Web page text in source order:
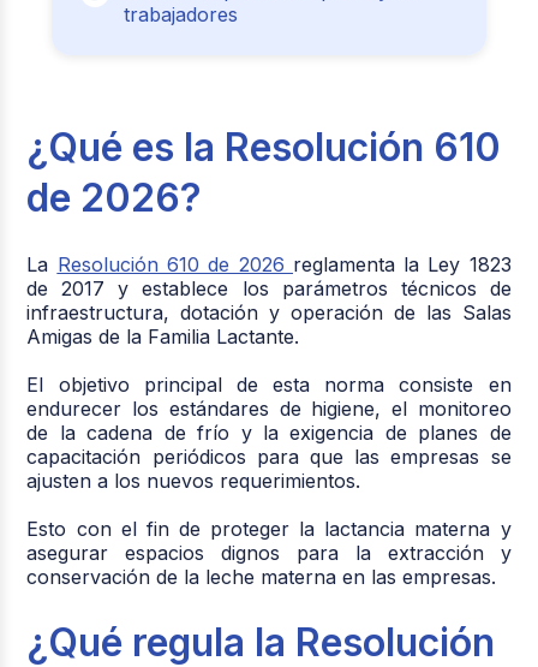
trabajadores
¿Qué es la Resolución 610
de 2026?
La Resolución 610 de 2026 reglamenta la Ley 1823
de 2017 y establece los parámetros técnicos de
infraestructura, dotación y operación de las Salas
Amigas de la Familia Lactante.
El objetivo principal de esta norma consiste en
endurecer los estándares de higiene, el monitoreo
de la cadena de frío y la exigencia de planes de
capacitación periódicos para que las empresas se
ajusten a los nuevos requerimientos.
Esto con el fin de proteger la lactancia materna y
asegurar espacios dignos para la extracción y
conservación de la leche materna en las empresas.
¿Qué regula la Resolución